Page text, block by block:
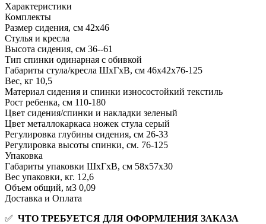
Характеристики
Комплекты
Размер сидения, см 42х46
Стулья и кресла
Высота сидения, см 36--61
Тип спинки одинарная с обивкой
Габариты стула/кресла ШхГхВ, см 46х42х76-125
Вес, кг 10,5
Материал сидения и спинки износостойкий текстиль
Рост ребенка, см 110-180
Цвет сидения/спинки и накладки зеленый
Цвет металлокаркаса ножек стула серый
Регулировка глубины сидения, см 26-33
Регулировка высоты спинки, см. 76-125
Упаковка
Габариты упаковки ШхГхВ, см 58х57х30
Вес упаковки, кг. 12,6
Объем общий, м3 0,09
Доставка и Оплата
✅ ЧТО ТРЕБУЕТСЯ ДЛЯ ОФОРМЛЕНИЯ ЗАКАЗА